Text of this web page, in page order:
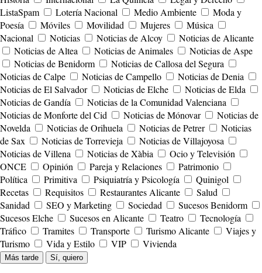
ListaSpam
Lotería Nacional Medio Ambiente
Moda y
Poesía
Móviles Movilidad Mujeres
Música
Nacional
Noticias Noticias de Alcoy
Noticias de Alicante
Noticias de Altea
Noticias de Animales
Noticias de Aspe
Noticias de Benidorm
Noticias de Callosa del Segura
Noticias de Calpe
Noticias de Campello
Noticias de Denia
Noticias de El Salvador
Noticias de Elche
Noticias de Elda
Noticias de Gandía
Noticias de la Comunidad Valenciana
Noticias de Monforte del Cid
Noticias de Mónovar
Noticias de
Novelda
Noticias de Orihuela Noticias de Petrer
Noticias
de Sax
Noticias de Torrevieja
Noticias de Villajoyosa
Noticias de Villena
Noticias de Xàbia
Ocio y Televisión
ONCE
Opinión Pareja y Relaciones
Patrimonio
Política
Primitiva Psiquiatría y Psicología
Quinigol
Recetas
Requisitos Restaurantes Alicante
Salud
Sanidad
SEO y Marketing Sociedad
Sucesos Benidorm
Sucesos Elche
Sucesos en Alicante Teatro
Tecnología
Tráfico
Tramites Transporte Turismo Alicante
Viajes y
Turismo
Vida y Estilo VIP Vivienda
Más tarde Sí, quiero